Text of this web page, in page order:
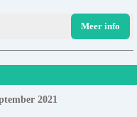
Meer info
2021